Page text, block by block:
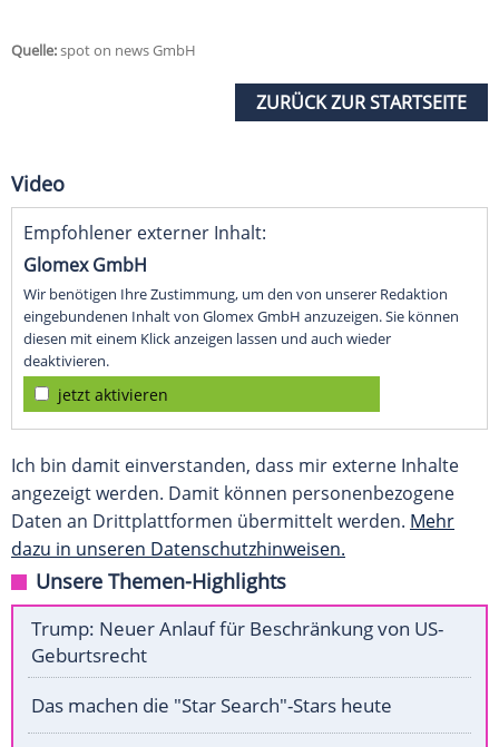
Quelle:spot on news GmbH
ZURÜCK ZUR STARTSEITE
Video
Empfohlener externer Inhalt:
Glomex GmbH
Wir benötigen Ihre Zustimmung, um den von unserer Redaktion
eingebundenen Inhalt von Glomex GmbH anzuzeigen. Sie können
diesen mit einem Klick anzeigen lassen und auch wieder
deaktivieren.
jetzt aktivieren
Ich bin damit einverstanden, dass mir externe Inhalte
angezeigt werden. Damit können personenbezogene
Daten an Drittplattformen übermittelt werden. Mehr
dazu in unseren Datenschutzhinweisen.
Unsere Themen-Highlights
Trump: Neuer Anlauf für Beschränkung von US-
Geburtsrecht
Das machen die "Star Search"-Stars heute